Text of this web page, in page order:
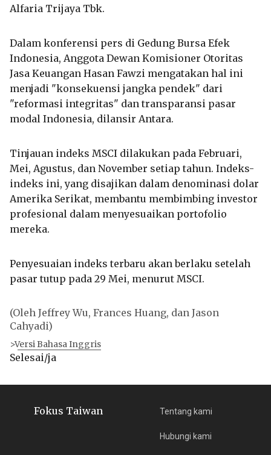
Alfaria Trijaya Tbk.
Dalam konferensi pers di Gedung Bursa Efek
Indonesia, Anggota Dewan Komisioner Otoritas
Jasa Keuangan Hasan Fawzi mengatakan hal ini
menjadi "konsekuensi jangka pendek" dari
"reformasi integritas" dan transparansi pasar
modal Indonesia, dilansir Antara.
Tinjauan indeks MSCI dilakukan pada Februari,
Mei, Agustus, dan November setiap tahun. Indeks-
indeks ini, yang disajikan dalam denominasi dolar
Amerika Serikat, membantu membimbing investor
profesional dalam menyesuaikan portofolio
mereka.
Penyesuaian indeks terbaru akan berlaku setelah
pasar tutup pada 29 Mei, menurut MSCI.
(Oleh Jeffrey Wu, Frances Huang, dan Jason
Cahyadi)
>Versi Bahasa Inggris
Selesai/ja
Fokus Taiwan Tentang kami
Hubungi kami